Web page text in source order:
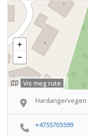
Vis meg rute
Hardangervegen
+4755705599